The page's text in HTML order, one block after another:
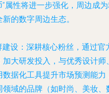
”属性将进一步强化，周边成
的数字周边生态。
设：深耕核心粉丝，通过
大研发投入，与优秀设计师
据化工具提升市场预测能
域的品牌（如时尚、美妆、